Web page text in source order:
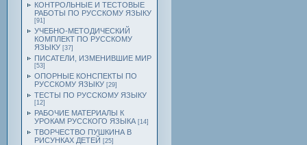
КОНТРОЛЬНЫЕ И ТЕСТОВЫЕ
РАБОТЫ ПО РУССКОМУ ЯЗЫКУ
[91]
УЧЕБНО-МЕТОДИЧЕСКИЙ
КОМПЛЕКТ ПО РУССКОМУ
ЯЗЫКУ [37]
ПИСАТЕЛИ, ИЗМЕНИВШИЕ МИР
[53]
ОПОРНЫЕ КОНСПЕКТЫ ПО
РУССКОМУ ЯЗЫКУ [29]
ТЕСТЫ ПО РУССКОМУ ЯЗЫКУ
[12]
РАБОЧИЕ МАТЕРИАЛЫ К
УРОКАМ РУССКОГО ЯЗЫКА [14]
ТВОРЧЕСТВО ПУШКИНА В
РИСУНКАХ ДЕТЕЙ [25]